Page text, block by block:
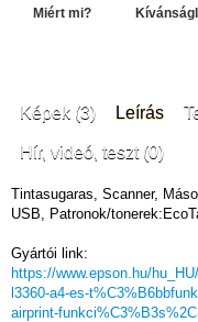
Miért mi?
Képek (3) Leírás
Hír, videó, teszt (0)
Tintasugaras, Scanner,
USB, Patronok/
Gyártói link:
https://www.epson.hu/
l3360-a4-es-
airprint-